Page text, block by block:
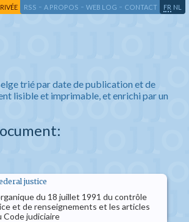
RSS - A PROPOS - WEB LOG - CONTACT FR NL
trié par date de publication et de
lisible et imprimable, et enrichi par un
justice
du 18 juillet 1991 du contrôle
et de renseignements et les articles
Code judiciaire